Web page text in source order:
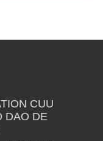
CUU
DAO DE